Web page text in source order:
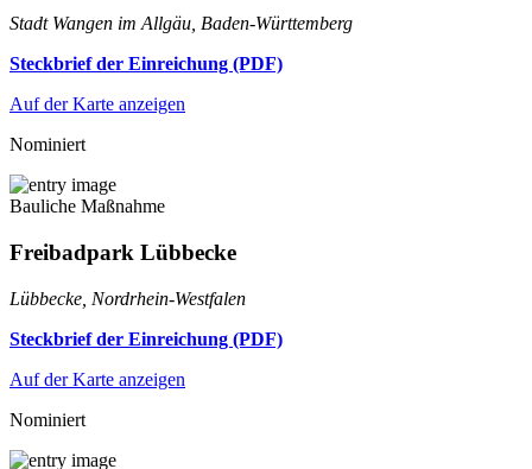
Stadt Wangen im Allgäu, Baden-Württemberg
Steckbrief der Einreichung (PDF)
Auf der Karte anzeigen
Nominiert
Bauliche Maßnahme
Freibadpark Lübbecke
Lübbecke, Nordrhein-Westfalen
Steckbrief der Einreichung (PDF)
Auf der Karte anzeigen
Nominiert